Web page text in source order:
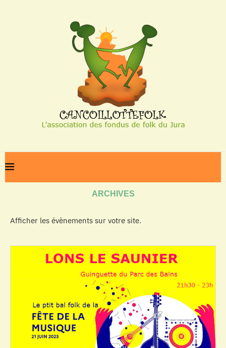
ARCHIVES
Afficher les évènements sur votre site.